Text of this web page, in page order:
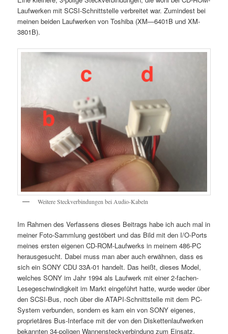
Laufwerken mit SCSI-Schnittstelle verbreitet war. Zumindest bei
meinen beiden Laufwerken von Toshiba (XM—6401B und XM-
3801B).
Weitere Steckverbindungen bei Audio-Kabeln
Im Rahmen des Verfassens dieses Beitrags habe ich auch mal in
meiner Foto-Sammlung gestöbert und das Bild mit den I/O-Ports
meines ersten eigenen CD-ROM-Laufwerks in meinem 486-PC
herausgesucht. Dabei muss man aber auch erwähnen, dass es
sich ein SONY CDU 33A-01 handelt. Das heißt, dieses Model,
welches SONY im Jahr 1994 als Laufwerk mit einer 2-fachen-
Lesegeschwindigkeit im Markt eingeführt hatte, wurde weder über
den SCSI-Bus, noch über die ATAPI-Schnittstelle mit dem PC-
System verbunden, sondern es kam ein von SONY eigenes,
proprietäres Bus-Interface mit der von den Diskettenlaufwerken
bekannten 34-poligen Wannensteckverbindung zum Einsatz.